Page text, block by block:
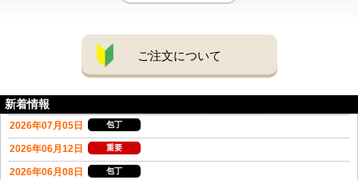
ご注文について
新着情報